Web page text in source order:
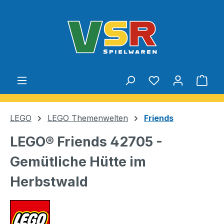
Du hast 0
LEGO LEGO Themenwelten Friends
LEGO® Friends 42705 -
Gemütliche Hütte im
Herbstwald